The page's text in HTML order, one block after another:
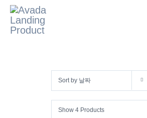
Sort by 날짜
Show 4 Products